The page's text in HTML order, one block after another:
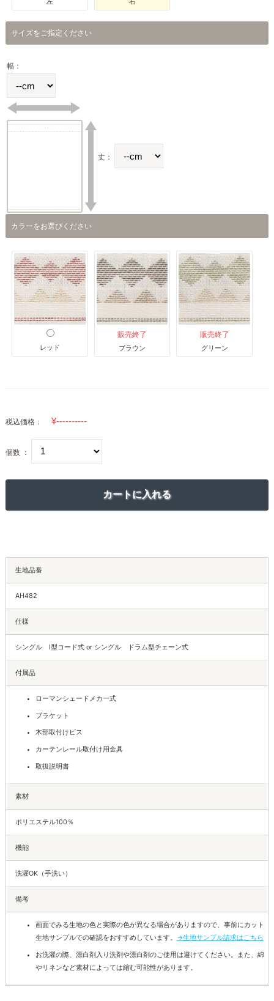
サイズをご指定ください
幅：
丈：
カラーをお選びください
レッド
販売終了
ブラウン
販売終了
グリーン
税込価格：
個数 ：
生地品番
AH482
仕様
シングル I型コード式 or シングル ドラム型チェーン式
付属品
ローマンシェードメカ一式
ブラケット
木部取付けビス
カーテンレール取付け用金具
取扱説明書
素材
ポリエステル100％
機能
洗濯OK（手洗い）
備考
画面でみる生地の色と実際の色が異なる場合がありますので、事前にカット
生地サンプルでの確認をおすすめしています。 →生地サンプル請求はこちら
お洗濯の際、漂白剤入り洗剤や漂白剤のご使用は避けてください。また、綿
やリネンなど素材によっては縮む可能性があります。